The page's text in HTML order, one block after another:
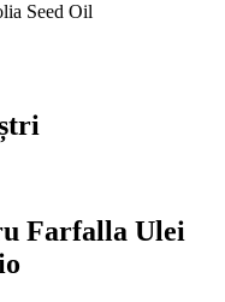
Seed Oil
Farfalla Ulei